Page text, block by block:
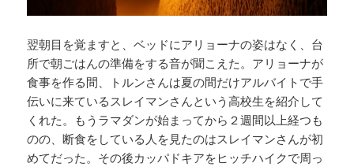
翌朝目を覚ますと、ベッドにアリョーナの姿はなく、台
所で朝ごはんの準備をする音が聞こえた。アリョーナが
食事を作る間、トルンさんは夏の間だけアルバイトで手
伝いに来ているスレイマンさんという高校生を紹介して
くれた。もうラマダンが始まってから２週間以上経つも
のの、断食をしている人を見たのはスレイマンさんが初
めてだった。その後カッパドキアをヒッチハイクで周っ